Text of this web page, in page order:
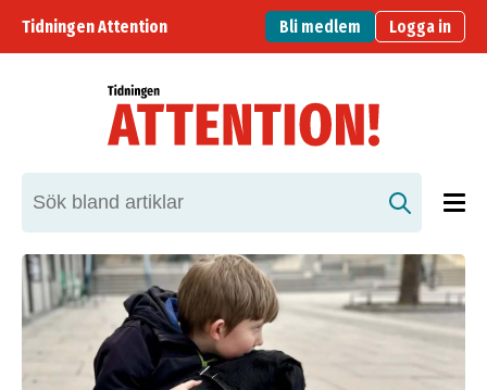
Tidningen Attention Bli medlem Logga in